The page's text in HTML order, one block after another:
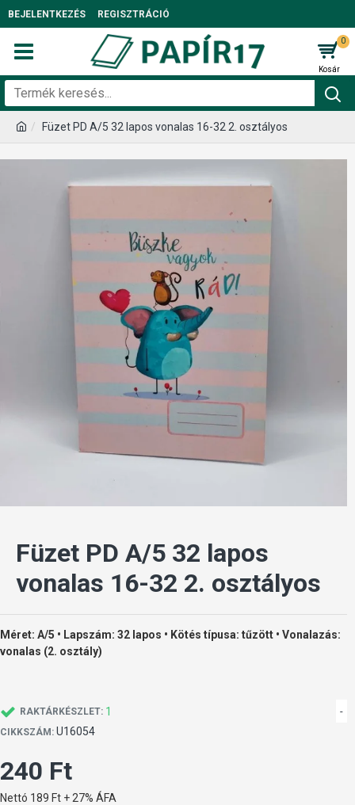
BEJELENTKEZÉS REGISZTRÁCIÓ
0
Füzet PD A/5 32 lapos vonalas 16-32 2. osztályos
Füzet PD A/5 32 lapos
vonalas 16-32 2. osztályos
Méret: A/5 • Lapszám: 32 lapos • Kötés típusa: tűzött • Vonalazás:
vonalas (2. osztály)
RAKTÁRKÉSZLET: 1
CIKKSZÁM: U16054
-
240 Ft
Nettó 189 Ft + 27% ÁFA